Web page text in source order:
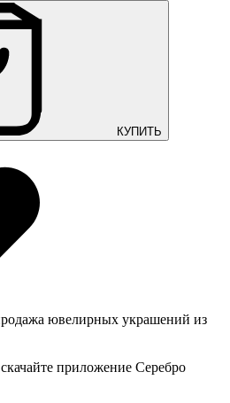
КУПИТЬ
ювелирных украшений из
приложение Серебро